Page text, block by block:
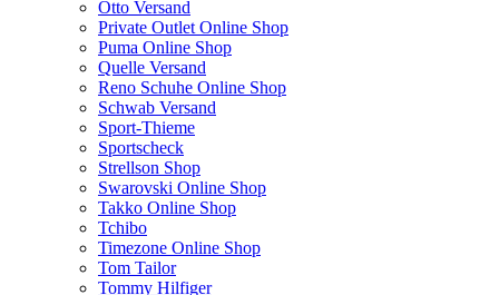
Otto Versand
Private Outlet Online Shop
Puma Online Shop
Quelle Versand
Reno Schuhe Online Shop
Schwab Versand
Sport-Thieme
Sportscheck
Strellson Shop
Swarovski Online Shop
Takko Online Shop
Tchibo
Timezone Online Shop
Tom Tailor
Tommy Hilfiger